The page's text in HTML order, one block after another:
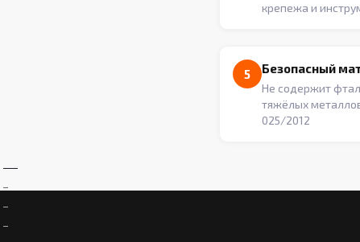
крепежа и
5 Безопасный
Не содержит
тяжёлых
025/2012